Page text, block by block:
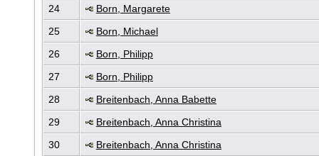
24
Born, Margarete
25
Born, Michael
26
Born, Philipp
27
Born, Philipp
28
Breitenbach, Anna Babette
29
Breitenbach, Anna Christina
30
Breitenbach, Anna Christina